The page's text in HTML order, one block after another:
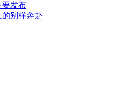
要发布
别样奔赴